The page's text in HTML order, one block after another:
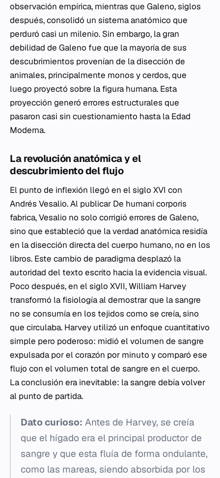
observación empírica, mientras que Galeno, siglos
después, consolidó un sistema anatómico que
perduró casi un milenio. Sin embargo, la gran
debilidad de Galeno fue que la mayoría de sus
descubrimientos provenían de la disección de
animales, principalmente monos y cerdos, que
luego proyectó sobre la figura humana. Esta
proyección generó errores estructurales que
pasaron casi sin cuestionamiento hasta la Edad
Moderna.
La revolución anatómica y el
descubrimiento del flujo
El punto de inflexión llegó en el siglo XVI con
Andrés Vesalio. Al publicar De humani corporis
fabrica, Vesalio no solo corrigió errores de Galeno,
sino que estableció que la verdad anatómica residía
en la disección directa del cuerpo humano, no en los
libros. Este cambio de paradigma desplazó la
autoridad del texto escrito hacia la evidencia visual.
Poco después, en el siglo XVII, William Harvey
transformó la fisiología al demostrar que la sangre
no se consumía en los tejidos como se creía, sino
que circulaba. Harvey utilizó un enfoque cuantitativo
simple pero poderoso: midió el volumen de sangre
expulsada por el corazón por minuto y comparó ese
flujo con el volumen total de sangre en el cuerpo.
La conclusión era inevitable: la sangre debía volver
al punto de partida.
Dato curioso: Antes de Harvey, se creía
que el hígado era el principal productor de
sangre y que esta fluía de forma ondulante,
como las mareas, siendo absorbida por los